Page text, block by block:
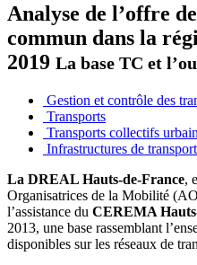
Analyse de l’offre
commun dans la
2019 La base TC et
Gestion et contrôle des
Transports
Transports collectifs
Infrastructures de
La DREAL Hauts-de-France,
Organisatrices de la Mobilité
l’assistance du CEREMA
2013, une base rassemblant
disponibles sur les réseaux de